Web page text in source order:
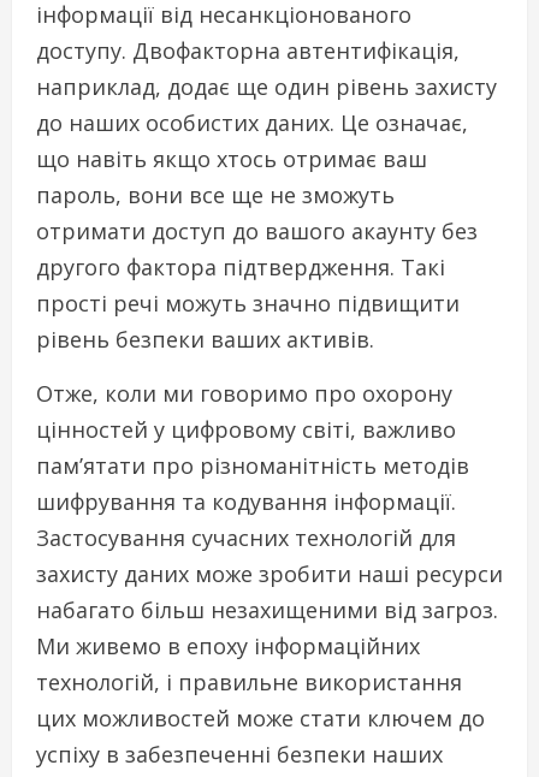
інформації від несанкціонованого
доступу. Двофакторна автентифікація,
наприклад, додає ще один рівень захисту
до наших особистих даних. Це означає,
що навіть якщо хтось отримає ваш
пароль, вони все ще не зможуть
отримати доступ до вашого акаунту без
другого фактора підтвердження. Такі
прості речі можуть значно підвищити
рівень безпеки ваших активів.
Отже, коли ми говоримо про охорону
цінностей у цифровому світі, важливо
пам’ятати про різноманітність методів
шифрування та кодування інформації.
Застосування сучасних технологій для
захисту даних може зробити наші ресурси
набагато більш незахищеними від загроз.
Ми живемо в епоху інформаційних
технологій, і правильне використання
цих можливостей може стати ключем до
успіху в забезпеченні безпеки наших